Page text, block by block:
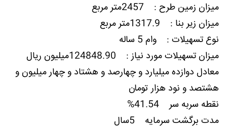
ميزان زمين طرح : 2457متر مربع
ميزان زیر بنا : 1317.9متر مربع
نوع تسهيلات : وام 5 ساله
ميزان تسهيلات مورد نياز : 124848.90میلیون ریال
معادل دوازده میلیارد و چهارصد و هشتاد و چهار میلیون و
هشتصد و نود هزار تومان
نقطه سربه سر 41.54%
مدت برگشت سرمایه 5سال